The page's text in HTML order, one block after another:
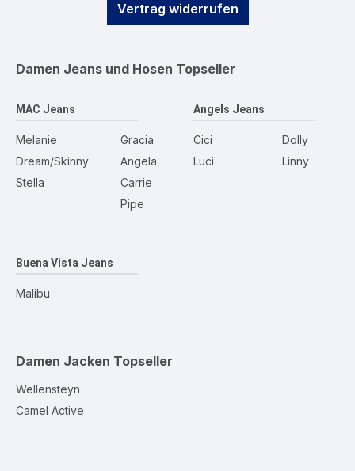
Vertrag widerrufen
Damen Jeans und Hosen Topseller
MAC Jeans
Melanie
Dream/Skinny
Stella
Gracia
Angela
Carrie
Pipe
Angels Jeans
Cici
Luci
Dolly
Linny
Buena Vista Jeans
Malibu
Damen Jacken Topseller
Wellensteyn
Camel Active